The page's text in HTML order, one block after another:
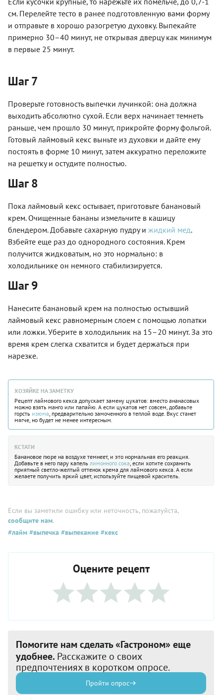
см. Перелейте тесто в ранее подготовленную вами форму
и отправьте в хорошо разогретую духовку. Выпекайте
примерно 30–40 минут, не открывая дверцу как минимум
в первые 25 минут.
Шаг 7
Проверьте готовность выпечки лучинкой: она должна
выходить абсолютно сухой. Если верх начинает темнеть
раньше, чем прошло 30 минут, прикройте форму фольгой.
Готовый лаймовый кекс выньте из духовки и дайте ему
постоять в форме 10 минут, затем аккуратно переложите
на решетку и остудите полностью.
Шаг 8
Пока лаймовый кекс остывает, приготовьте банановый
крем. Очищенные бананы измельчите в кашицу
блендером. Добавьте сахарную пудру и жидкий мед.
Взбейте еще раз до однородного состояния. Крем
получится жидковатым, но это нормально: в
холодильнике он немного стабилизируется.
Шаг 9
Нанесите банановый крем на полностью остывший
лаймовый кекс равномерным слоем с помощью лопатки
или ложки. Уберите в холодильник на 15–20 минут. За это
время крем слегка схватится и будет держаться при
нарезке.
ХОЗЯЙКЕ НА ЗАМЕТКУ
Рецепт лаймового кекса допускает замену цукатов: вместо ананасовых
можно взять манго или папайю. А если цукатов нет совсем, добавьте
горсть изюма , предварительно замоченного в теплой воде. Вкус станет
мягче, но будет не менее интересным.
КСТАТИ
Банановое пюре на воздухе темнеет, и это нормальная его реакция.
Добавьте в него пару капель лимонного сока , если хотите сохранить
приятный светло-желтый оттенок крема для лаймового кекса. А если
желаете получить яркий цвет, используйте пищевой краситель.
Если вы заметили ошибку или неточность, пожалуйста,
сообщите нам.
#лайм #выпечка #выпекание #кекс
Оцените рецепт
Помогите нам сделать «Гастроном» еще
удобнее. Расскажите о своих
предпочтениях в коротком опросе.
Пройти опрос